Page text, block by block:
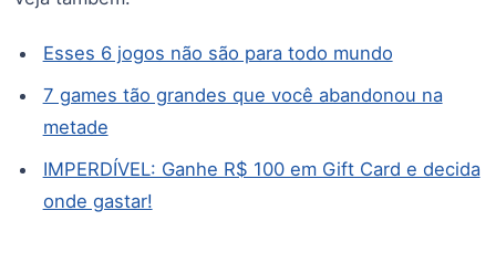
Esses 6 jogos não são para todo mundo
7 games tão grandes que você abandonou na
metade
IMPERDÍVEL: Ganhe R$ 100 em Gift Card e decida
onde gastar!